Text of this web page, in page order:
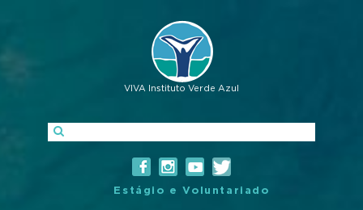
VIVA Instituto Verde Azul
Estágio e Voluntariado